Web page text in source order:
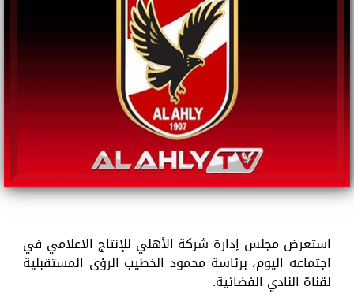
استعرض مجلس إدارة شركة الأهلي للإنتاج الاعلامي في
اجتماعه اليوم، برئاسة محمود الخطيب الرؤى المستقبلية
لقناة النادي الفضائية.